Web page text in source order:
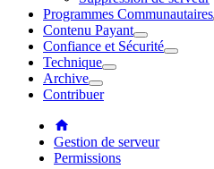
Programmes Communautaires
Contenu Payant
Confiance et Sécurité
Technique
Archive
Contribuer
Gestion de serveur
Permissions